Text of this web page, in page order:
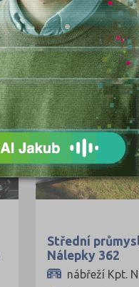
Jablonec nad
Jeseník (4)
Jičín (2)
Jihlava (6)
Jindřichův
Karlovy Vary (3)
Karviná (8)
Kladno (5)
Klatovy (5)
Kroměříž (3)
Kutná Hora (3)
Střední
Nálepky 362
nábřeží Kpt.